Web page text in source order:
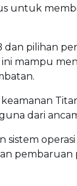
untuk
pilihan
mampu
dari
sistem
pembaruan